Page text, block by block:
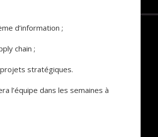
d’information ;
chain ;
stratégiques.
l’équipe dans les semaines à